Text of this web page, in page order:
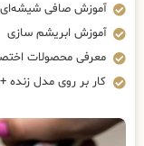
آموزش صافی شیشه‌ای
آموزش ابریشم سازی
معرفی محصولات
کار بر روی مدل